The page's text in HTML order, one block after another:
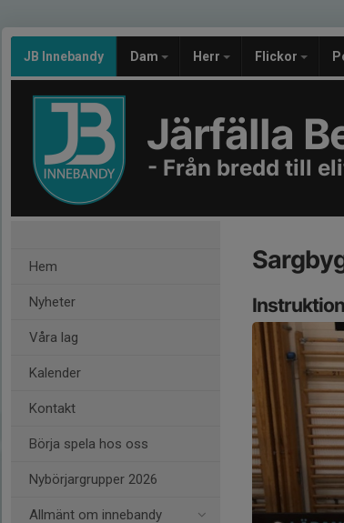
JB Innebandy Dam Herr Flickor
Järfälla
- Från bredd till
Hem
Nyheter
Våra lag
Kalender
Kontakt
Börja spela hos oss
Nybörjargrupper 2026
Allmänt om innebandy